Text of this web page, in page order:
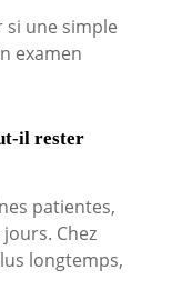
si une simple
examen
il rester
patientes,
Chez
longtemps,